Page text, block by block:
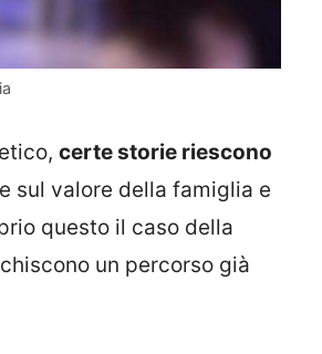
certe storie riescono
sul valore della famiglia e
questo il caso della
un percorso già